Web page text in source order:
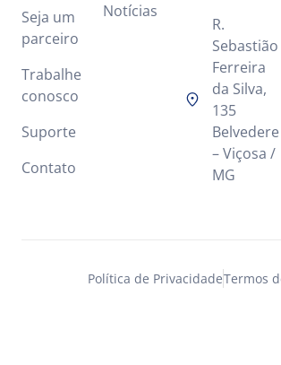
Seja um
parceiro
Trabalhe
conosco
Suporte
Contato
Notícias
R.
Sebastião
Ferreira
da Silva,
135
Belvedere
– Viçosa /
MG
Política de PrivacidadeTermos